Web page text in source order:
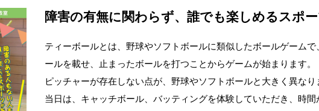
障害の有無に関わらず、誰でも楽しめるスポ
ティーボールとは、野球やソフトボールに類似したボールゲーム
ールを載せ、止まったボールを打つことからゲームが始まります。
ピッチャーが存在しない点が、野球やソフトボールと大きく異なり
当日は、キャッチボール、バッティングを体験していただき、時